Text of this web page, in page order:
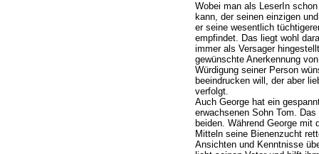
Wobei man als LeserIn
kann, der seinen einzigen
er seine wesentlich
empfindet. Das liegt wohl
immer als Versager
gewünschte Anerkennung
Würdigung seiner Person
beeindrucken will, der aber
verfolgt.
Auch George hat ein
erwachsenen Sohn Tom.
beiden. Während George mit
Mitteln seine Bienenzucht
Ansichten und Kenntnisse